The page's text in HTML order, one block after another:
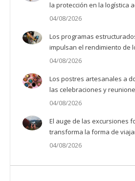
la protección en la logística
04/08/2026
Los programas
impulsan el rendimiento de
04/08/2026
Los postres artesanales a
las celebraciones y
04/08/2026
El auge de las excursiones
transforma la forma de
04/08/2026